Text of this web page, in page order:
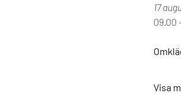
17
09.00
Visa